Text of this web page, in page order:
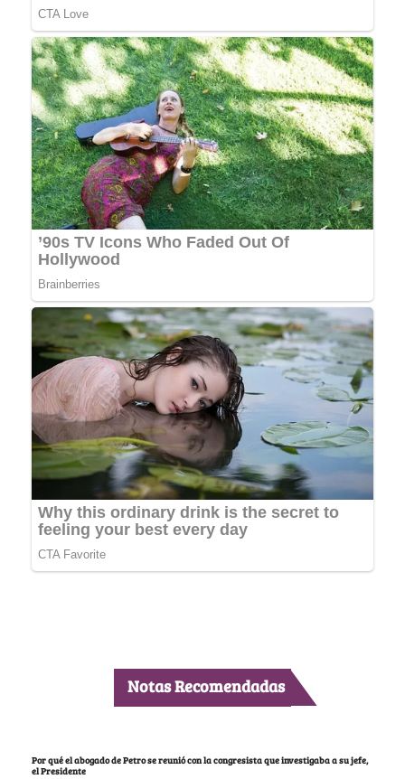
Notas Recomendadas
Por qué el abogado de Petro se reunió con la congresista que investigaba a su jefe,
el Presidente